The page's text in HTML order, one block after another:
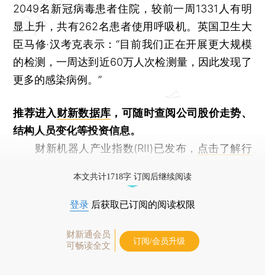
2049名新冠病毒患者住院，较前一周1331人有明
显上升，共有262名患者使用呼吸机。英国卫生大
臣马修·汉考克表示：“目前我们正在开展更大规模
的检测，一周达到近60万人次检测量，因此发现了
更多的感染病例。”
推荐进入财新数据库 ，可随时查阅公司股价走势、
结构人员变化等投资信息。
财新机器人产业指数(RII)已发布， 点击了解行
本文共计1718字 订阅后继续阅读
登录 后获取已订阅的阅读权限
财新通会员
可畅读全文
订阅/会员升级